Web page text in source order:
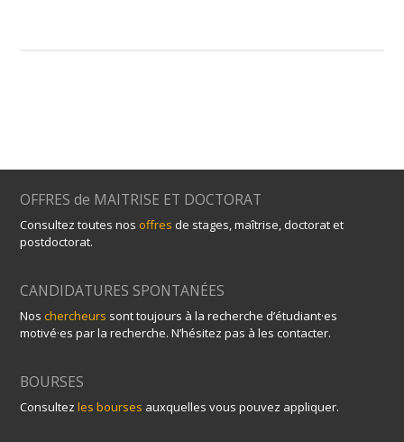
OFFRES de MAITRISE ET DOCTORAT
Consultez toutes nos offres de stages, maîtrise, doctorat et
postdoctorat.
CANDIDATURES SPONTANÉES
Noschercheurs sont toujours à la recherche d’étudiant·es
motivé·es par la recherche. N’hésitez pas à les contacter.
BOURSES
Consultezles bourses auxquelles vous pouvez appliquer.